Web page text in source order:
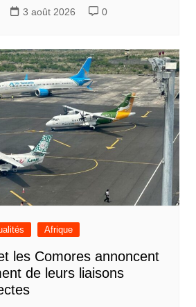
3 août 2026 0
Afrique
les Comores annoncent
de leurs liaisons